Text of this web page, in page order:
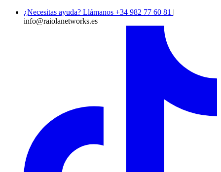
¿Necesitas ayuda? Llámanos +34 982 77 60 81 |
info@raiolanetworks.es